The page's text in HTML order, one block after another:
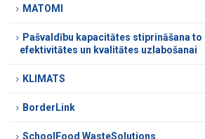
MATOMI
Pašvaldību kapacitātes stiprināšana to
efektivitātes un kvalitātes uzlabošanai
KLIMATS
BorderLink
SchoolFood WasteSolutions